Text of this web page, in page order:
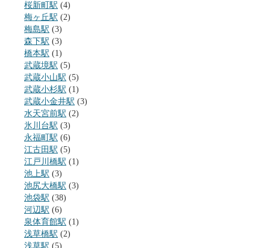
桜新町駅 (4)
梅ヶ丘駅 (2)
梅島駅 (3)
森下駅 (3)
橋本駅 (1)
武蔵境駅 (5)
武蔵小山駅 (5)
武蔵小杉駅 (1)
武蔵小金井駅 (3)
水天宮前駅 (2)
氷川台駅 (3)
永福町駅 (6)
江古田駅 (5)
江戸川橋駅 (1)
池上駅 (3)
池尻大橋駅 (3)
池袋駅 (38)
河辺駅 (6)
泉体育館駅 (1)
浅草橋駅 (2)
浅草駅 (5)